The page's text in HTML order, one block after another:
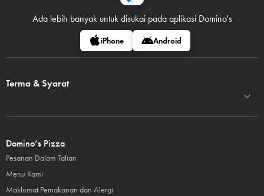
Ada lebih banyak untuk disukai pada aplikasi Domino's
iPhone Android
Terma & Syarat
Domino’s Pizza
Pesanan Dalam Talian
Menu Kami
Maklumat Pemakanan dan Alergi